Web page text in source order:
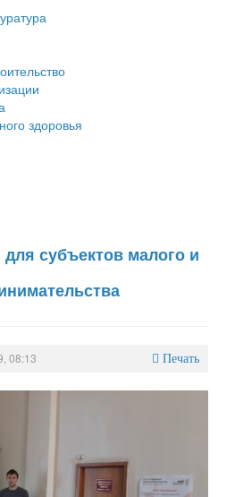
здоровья
субъектов малого и
08:13 Печать